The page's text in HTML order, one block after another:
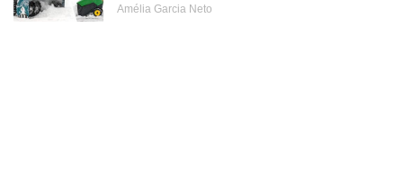
Amélia Garcia Neto